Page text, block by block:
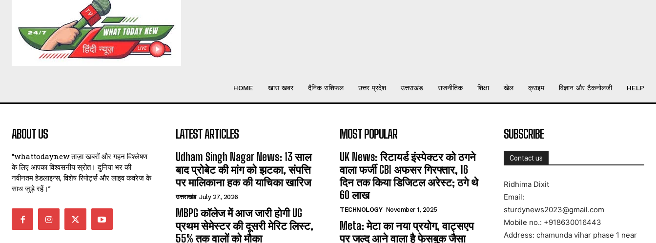
HOME खास खबर दैनिक राशिफल उत्तर प्रदेश उत्तराखंड राजनीतिक शिक्षा खेल क्राइम विज्ञान और टैकनोलजी HELP
ABOUT US
“whattodaynew ताज़ा खबरों और गहन विश्लेषण
के लिए आपका विश्वसनीय स्रोत। दुनिया भर की
नवीनतम हेडलाइन्स, विशेष रिपोर्ट्स और लाइव कवरेज के
साथ जुड़े रहें।”
LATEST ARTICLES
Udham Singh Nagar News: 13 साल
बाद प्रोबेट की मांग को झटका, संपत्ति
पर मालिकाना हक की याचिका खारिज
उत्तराखंड July 27, 2026
MBPG कॉलेज में आज जारी होगी UG
प्रथम सेमेस्टर की दूसरी मेरिट लिस्ट,
55% तक वालों को मौका
MOST POPULAR
UK News: रिटायर्ड इंस्पेक्टर को ठगने
वाला फर्जी CBI अफसर गिरफ्तार, 16
दिन तक किया डिजिटल अरेस्ट; ठगे थे
60 लाख
TECHNOLOGY November 1, 2025
Meta: मेटा का नया प्रयोग, वाट्सएप
पर जल्द आने वाला है फेसबुक जैसा
SUBSCRIBE
Contact us
Ridhima Dixit
Email:
sturdynews2023@gmail.com
Mobile no.: +918630016443
Address: chamunda vihar phase 1 near